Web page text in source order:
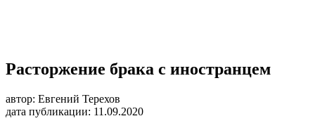
Расторжение брака с иностранцем
автор: Евгений Терехов
дата публикации: 11.09.2020